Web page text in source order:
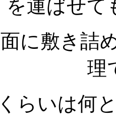
を運ばせて
に敷き詰
理
らいは何